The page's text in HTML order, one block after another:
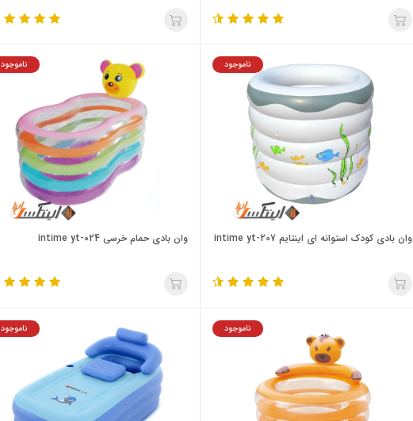
ناموجود
وان بادی کودک استوانه ای اینتایم intime yt-207
ناموجود
وان بادی حمام خرسی intime yt-024
ناموجود ناموجود